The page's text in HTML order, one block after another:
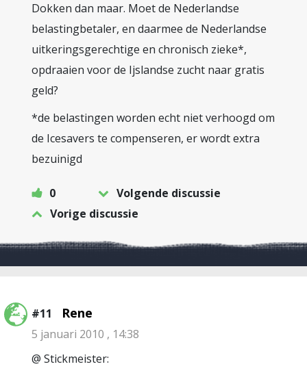
Dokken dan maar. Moet de Nederlandse
belastingbetaler, en daarmee de Nederlandse
uitkeringsgerechtige en chronisch zieke*,
opdraaien voor de Ijslandse zucht naar gratis
geld?
*de belastingen worden echt niet verhoogd om
de Icesavers te compenseren, er wordt extra
bezuinigd
0
Volgende discussie
Vorige discussie
#11 Rene
5 januari 2010 , 14:38
@ Stickmeister: